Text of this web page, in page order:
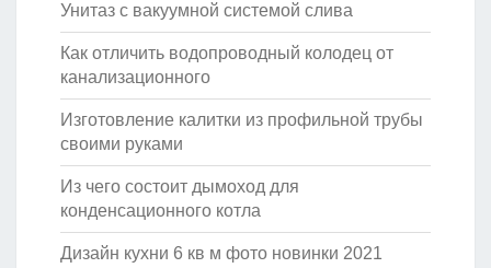
Унитаз с вакуумной системой слива
Как отличить водопроводный колодец от
канализационного
Изготовление калитки из профильной трубы
своими руками
Из чего состоит дымоход для
конденсационного котла
Дизайн кухни 6 кв м фото новинки 2021